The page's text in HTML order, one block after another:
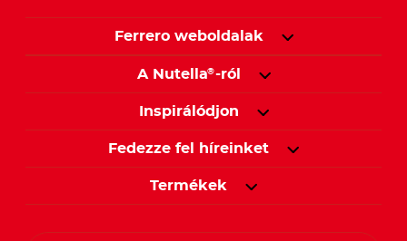
Ferrero weboldalak
A Nutella®-ról
Inspirálódjon
Fedezze fel híreinket
Termékek